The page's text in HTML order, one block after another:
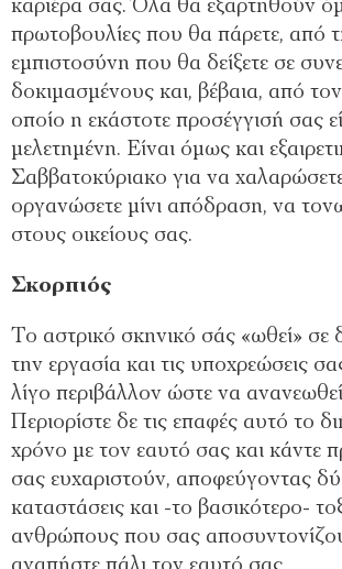
καριέρα σας. Όλα θα εξαρτηθούν
πρωτοβουλίες που θα πάρετε, από
εμπιστοσύνη που θα δείξετε σε
δοκιμασμένους και, βέβαια, από
οποίο η εκάστοτε προσέγγισή σας
μελετημένη. Είναι όμως και
Σαββατοκύριακο για να
οργανώσετε μίνι απόδραση, να
στους οικείους σας.
Σκορπιός
Το αστρικό σκηνικό σάς «ωθεί» σε
την εργασία και τις υποχρεώσεις
λίγο περιβάλλον ώστε να
Περιορίστε δε τις επαφές αυτό το
χρόνο με τον εαυτό σας και κάντε
σας ευχαριστούν, αποφεύγοντας
καταστάσεις και -το βασικότερο-
ανθρώπους που σας